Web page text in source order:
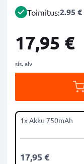
Toimitus:2.95 €
17,95 €
sis. alv
1x Akku 750mAh
17,95 €